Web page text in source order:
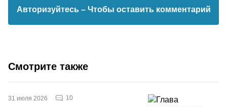
Авторизуйтесь – Чтобы оставить комментарий
Смотрите также
31 июля 2026 10